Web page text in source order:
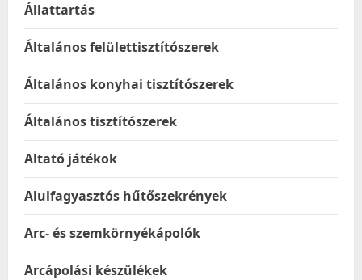
Állattartás
Általános felülettisztítószerek
Általános konyhai tisztítószerek
Általános tisztítószerek
Altató játékok
Alulfagyasztós hűtőszekrények
Arc- és szemkörnyékápolók
Arcápolási készülékek